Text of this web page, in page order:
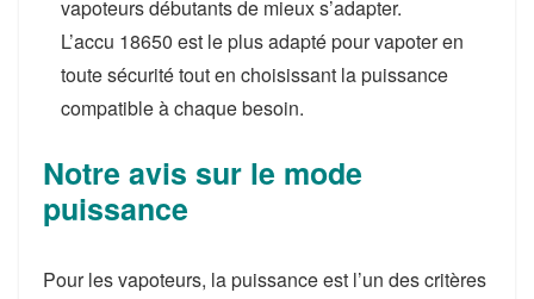
vapoteurs débutants de mieux s’adapter.
L’accu 18650 est le plus adapté pour vapoter en
toute sécurité tout en choisissant la puissance
compatible à chaque besoin.
Notre avis sur le mode
puissance
Pour les vapoteurs, la puissance est l’un des critères